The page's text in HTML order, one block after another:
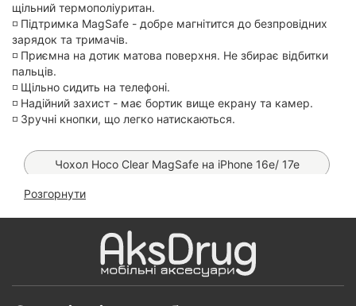
щільний термополіуритан.
◽️ Підтримка MagSafe - добре магнітится до безпровідних
зарядок та тримачів.
◽️ Приємна на дотик матова поверхня. Не збирає відбитки
пальців.
◽️ Щільно сидить на телефоні.
◽️ Надійний захист - має бортик вище екрану та камер.
◽️ Зручні кнопки, що легко натискаються.
Чохол Hoco Clear MagSafe на iPhone 16е/ 17е
Чохол Carbon TPU на iPhone 16e/ 17e
Чохол Chrome MagSafe на iPhone 16e/ 17e
Скло 6D Anti-static на iPhone 13/ 13 Pro/ 14/ 16E
Розгорнути